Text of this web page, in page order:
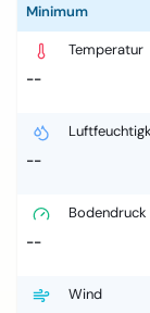
Minimum
Temperatur
--
--
Bodendruck
--
Wind